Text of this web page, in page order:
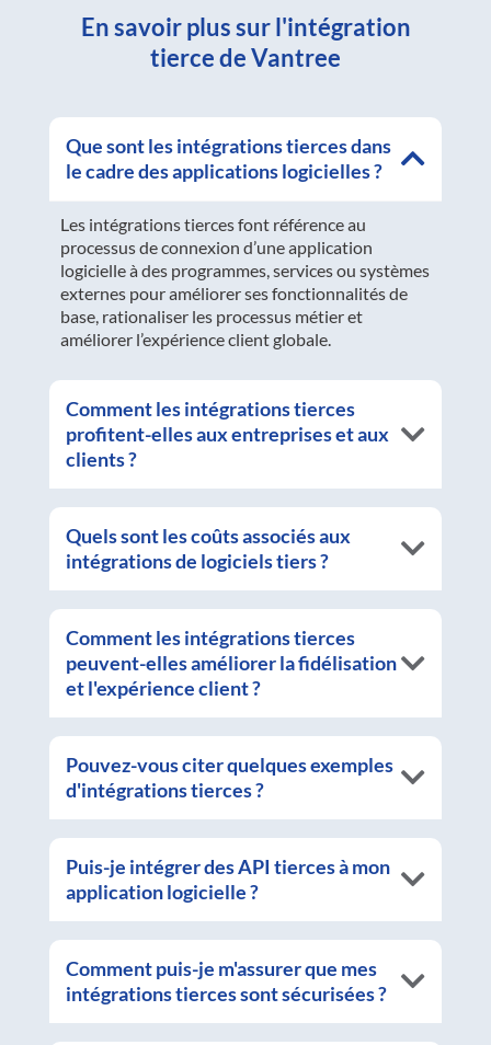
En savoir plus sur l'intégration
tierce de Vantree
Que sont les intégrations tierces dans
le cadre des applications logicielles ?
Les intégrations tierces font référence au
processus de connexion d’une application
logicielle à des programmes, services ou systèmes
externes pour améliorer ses fonctionnalités de
base, rationaliser les processus métier et
améliorer l’expérience client globale.
Comment les intégrations tierces
profitent-elles aux entreprises et aux
clients ?
Quels sont les coûts associés aux
intégrations de logiciels tiers ?
Comment les intégrations tierces
peuvent-elles améliorer la fidélisation
et l'expérience client ?
Pouvez-vous citer quelques exemples
d'intégrations tierces ?
Puis-je intégrer des API tierces à mon
application logicielle ?
Comment puis-je m'assurer que mes
intégrations tierces sont sécurisées ?